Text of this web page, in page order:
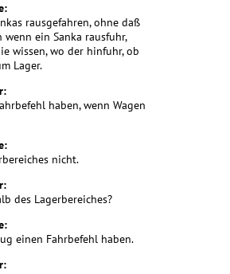
rausgefahren, ohne daß
wenn ein Sanka rausfuhr,
wissen, wo der hinfuhr, ob
Lager.
haben, wenn Wagen
nicht.
des Lagerbereiches?
einen Fahrbefehl haben.